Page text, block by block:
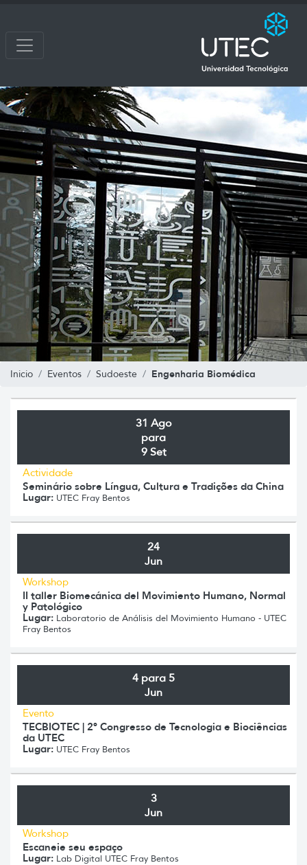
Inicio Eventos Sudoeste Engenharia Biomédica
31 Ago
para
9 Set
Actividade
Seminário sobre Língua, Cultura e Tradições da China
Lugar: UTEC Fray Bentos
24
Jun
Workshop
II taller Biomecánica del Movimiento Humano, Normal
y Patológico
Lugar: Laboratorio de Análisis del Movimiento Humano - UTEC
Fray Bentos
4 para 5
Jun
Evento
TECBIOTEC | 2º Congresso de Tecnologia e Biociências
da UTEC
Lugar: UTEC Fray Bentos
3
Jun
Workshop
Escaneie seu espaço
Lugar: Lab Digital UTEC Fray Bentos